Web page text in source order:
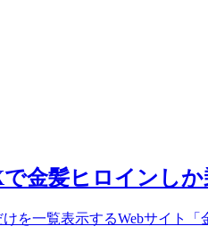
金髪ヒロインし
を一覧表示するWebサイト